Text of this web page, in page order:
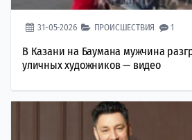
31-05-2026 ПРОИСШЕСТВИЯ 1
В Казани на Баумана мужчина
уличных художников — видео